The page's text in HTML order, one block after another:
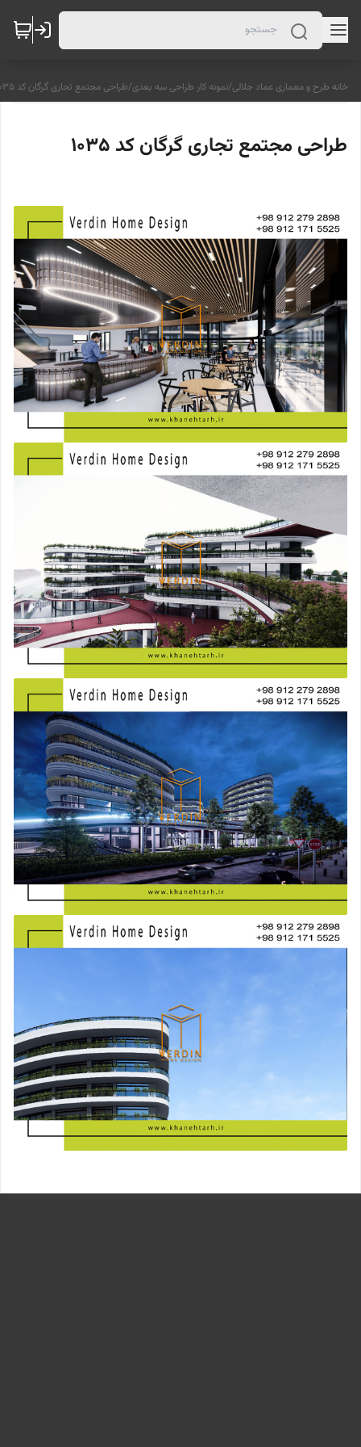
خانه طرح و معماری عماد جلالی/نمونه کار طراحی سه بعدی/طراحی مجتمع تجاری گرگان کد 1035
طراحی مجتمع تجاری گرگان کد 1035